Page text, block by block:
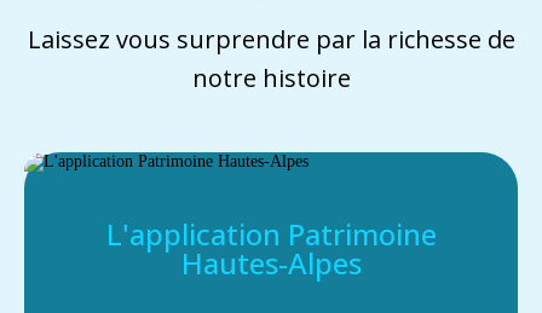
Laissez vous surprendre par la richesse de
notre histoire
L'application Patrimoine
Hautes-Alpes